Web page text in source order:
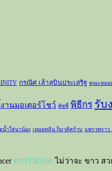
กรณิศ เล้าสุบินประเสริฐ คณะหมอ
านมอเตอร์โชว์ พัชชี่ พิธีกร รับ
น้ำใส่นาน้อง เหมยหลิน ก็มาดิคร้าบ แพรวพราว
ดาวTikTok ไม่ว่าจะ ขาว ส